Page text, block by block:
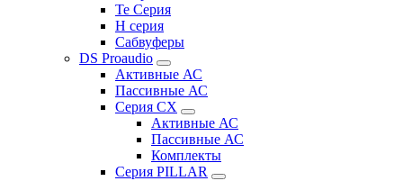
Te Серия
H серия
Сабвуферы
DS Proaudio
Активные АС
Пассивные АС
Серия CX
Активные АС
Пассивные АС
Комплекты
Серия PILLAR